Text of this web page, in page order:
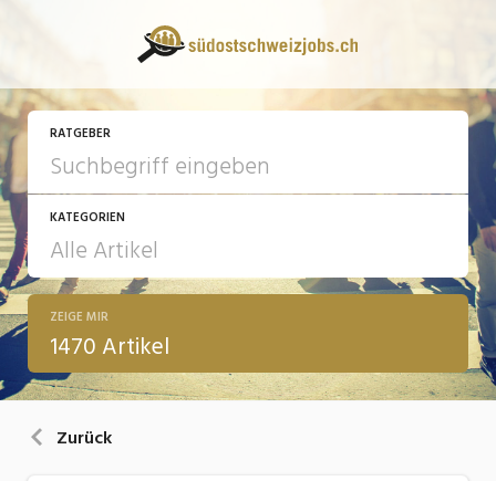
RATGEBER
KATEGORIEN
13 Fragen - 13 Antworten
Arbeit
ZEIGE MIR
1470 Artikel
Zurück